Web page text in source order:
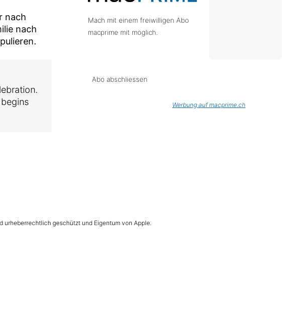
nach
nach
Mach mit einem freiwilligen Abo
macprime mit möglich.
Abo abschliessen
Werbung auf macprime.ch
urheberrechtlich geschützt und Eigentum von Apple.